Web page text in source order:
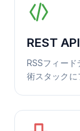
REST API
RSSフィー
術スタックに